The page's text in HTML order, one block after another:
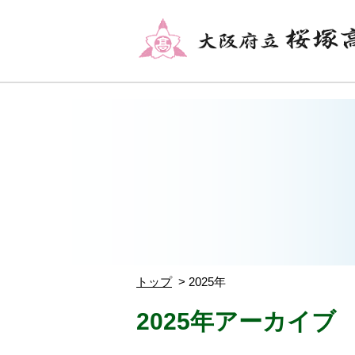
トップ 2025年
2025年アーカイブ